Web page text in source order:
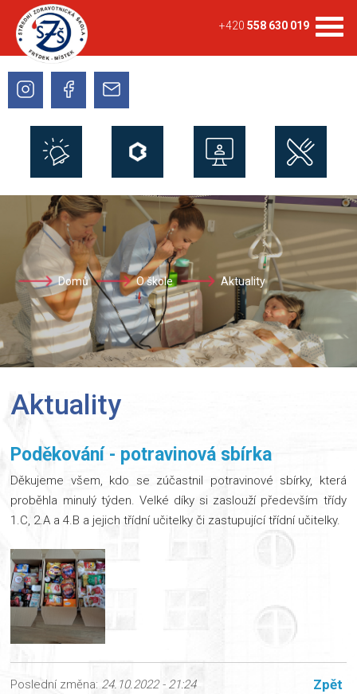
+420 558 630 019
Domů O škole Aktuality
Aktuality
Poděkování - potravinová sbírka
Děkujeme všem, kdo se zúčastnil potravinové sbírky, která
proběhla minulý týden. Velké díky si zaslouží především třídy
1.C, 2.A a 4.B a jejich třídní učitelky či zastupující třídní učitelky.
Poslední změna: 24.10.2022 - 21:24 Zpět